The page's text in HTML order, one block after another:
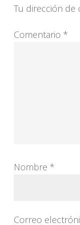
con
lectores
Tu dirección de
Comentario *
Nombre *
Correo